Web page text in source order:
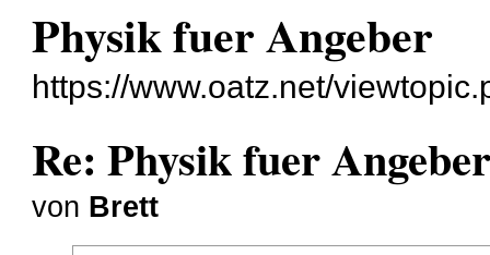
Physik fuer Angeber
https://www.oatz.net/
Re: Physik fuer
von Brett